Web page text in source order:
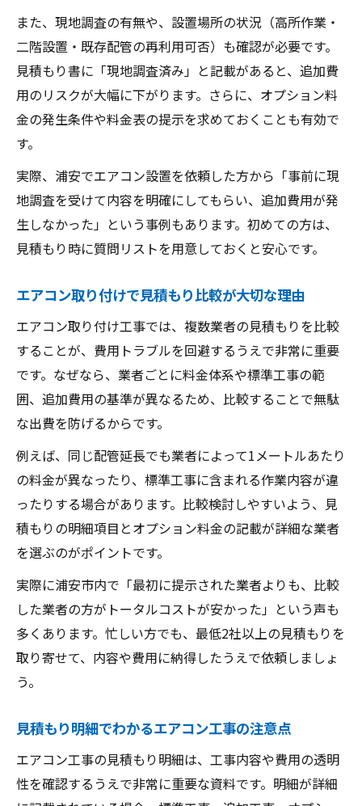
用法
複数業者でエアコン見積もりを取るべき理
由
エアコン見積もり時に注意する説明不足の
点
エアコン工事を安心して依頼する方法
エアコン工事業者選定で見積もりを重視す
べき理由
見積もり比較で分かるエアコン工事の安心
エアコン設置で保証内容を確認するメリッ
ト
トラブル回避のためのエアコン見積もり活
用術
エアコン見積もりで信頼できる業者を選ぶ
方法
見積もりで分かるエアコン導入の安心度
エアコン導入前の見積もりで安心ポイント
を確認
見積もり明細から見抜く追加費用の有無
エアコン設置後のアフターサービスも見積
もりで確認
浦安市民が重視するエアコン見積もりの基
準
エアコン導入における費用明記の重要性
また、現地調査の有無や、設置場所の状況（高所作業・
二階設置・既存配管の再利用可否）も確認が必要です。
見積もり書に「現地調査済み」と記載があると、追加費
用のリスクが大幅に下がります。さらに、オプション料
金の発生条件や料金表の提示を求めておくことも有効で
す。
実際、浦安でエアコン設置を依頼した方から「事前に現
地調査を受けて内容を明確にしてもらい、追加費用が発
生しなかった」という事例もあります。初めての方は、
見積もり時に質問リストを用意しておくと安心です。
エアコン取り付けで見積もり比較が大切な理由
エアコン取り付け工事では、複数業者の見積もりを比較
することが、費用トラブルを回避するうえで非常に重要
です。なぜなら、業者ごとに料金体系や標準工事の範
囲、追加費用の基準が異なるため、比較することで無駄
な出費を防げるからです。
例えば、同じ配管延長でも業者によって1メートルあたり
の料金が異なったり、標準工事に含まれる作業内容が違
ったりする場合があります。比較検討しやすいよう、見
積もりの明細項目とオプション料金の記載が詳細な業者
を選ぶのがポイントです。
実際に浦安市内で「最初に提示された業者よりも、比較
した業者の方がトータルコストが安かった」という声も
多くあります。忙しい方でも、最低2社以上の見積もりを
取り寄せて、内容や費用に納得したうえで依頼しましょ
う。
見積もり明細でわかるエアコン工事の注意点
エアコン工事の見積もり明細は、工事内容や費用の透明
性を確認するうえで非常に重要な資料です。明細が詳細